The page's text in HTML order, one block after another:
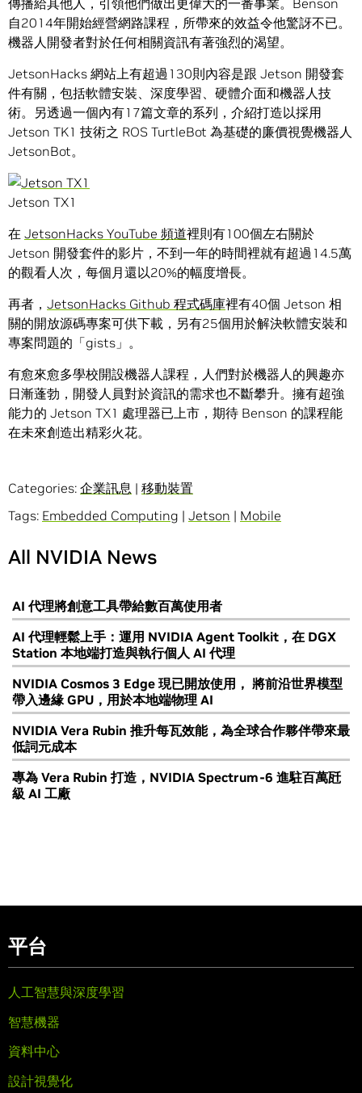
傳播給其他人，引領他們做出更偉大的一番事業。Benson
自2014年開始經營網路課程，所帶來的效益令他驚訝不已。
機器人開發者對於任何相關資訊有著強烈的渴望。
JetsonHacks 網站上有超過130則內容是跟 Jetson 開發套
件有關，包括軟體安裝、深度學習、硬體介面和機器人技
術。另透過一個內有17篇文章的系列，介紹打造以採用
Jetson TK1 技術之 ROS TurtleBot 為基礎的廉價視覺機器人
JetsonBot。
Jetson TX1
在 JetsonHacks YouTube 頻道裡則有100個左右關於
Jetson 開發套件的影片，不到一年的時間裡就有超過14.5萬
的觀看人次，每個月還以20%的幅度增長。
再者， JetsonHacks Github 程式碼庫裡有40個 Jetson 相
關的開放源碼專案可供下載，另有25個用於解決軟體安裝和
專案問題的「gists」。
有愈來愈多學校開設機器人課程，人們對於機器人的興趣亦
日漸蓬勃，開發人員對於資訊的需求也不斷攀升。擁有超強
能力的 Jetson TX1 處理器已上市，期待 Benson 的課程能
在未來創造出精彩火花。
Categories: 企業訊息 | 移動裝置
Tags: Embedded Computing | Jetson | Mobile
All NVIDIA News
AI 代理將創意工具帶給數百萬使用者
AI 代理輕鬆上手：運用 NVIDIA Agent Toolkit，在 DGX
Station 本地端打造與執行個人 AI 代理
NVIDIA Cosmos 3 Edge 現已開放使用， 將前沿世界模型
帶入邊緣 GPU，用於本地端物理 AI
NVIDIA Vera Rubin 推升每瓦效能，為全球合作夥伴帶來最
低詞元成本
專為 Vera Rubin 打造，NVIDIA Spectrum-6 進駐百萬瓩
級 AI 工廠
平台
人工智慧與深度學習
智慧機器
資料中心
設計視覺化